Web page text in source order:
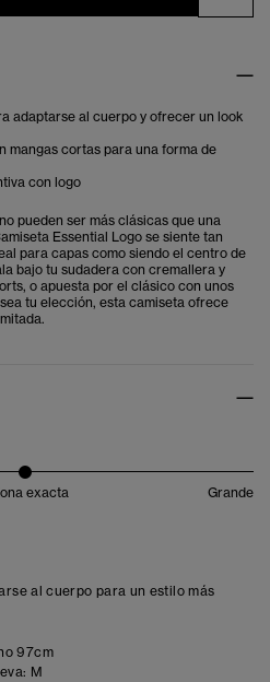
adaptarse al cuerpo y ofrecer un look
mangas cortas para una forma de
con logo
pueden ser más clásicas que una
Essential Logo se siente tan
para capas como siendo el centro de
bajo tu sudadera con cremallera y
o apuesta por el clásico con unos
tu elección, esta camiseta ofrece
exacta Grande
al cuerpo para un estilo más
97cm
M